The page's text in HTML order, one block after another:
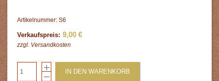
Artikelnummer: S6
Verkaufspreis: 9,00 €
zzgl. Versandkosten
IN DEN WARENKORB